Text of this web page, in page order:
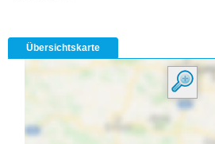
Übersichtskarte